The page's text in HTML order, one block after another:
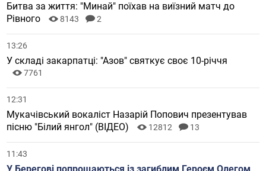
Битва за життя: "Минай" поїхав на виїзний матч до
Рівного
8143 2
13:26
У складі закарпатці: "Азов" святкує своє 10-річчя
7761
12:31
Мукачівський вокаліст Назарій Попович презентував
пісню "Білий янгол" (ВІДЕО)
12812 13
11:43